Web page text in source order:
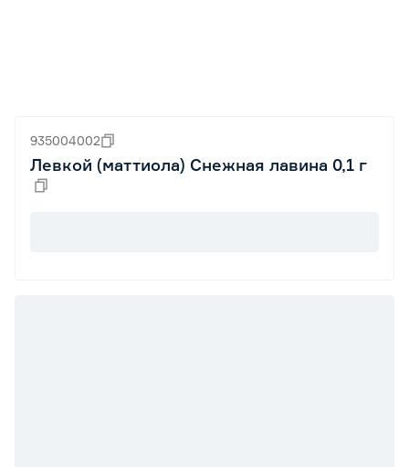
935004002
Левкой (маттиола) Снежная лавина 0,1 г